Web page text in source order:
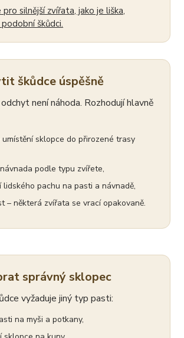
silnější zvířata, jako je liška,
škůdci.
škůdce úspěšně
není náhoda. Rozhodují hlavně
sklopce do přirozené trasy
podle typu zvířete,
pachu na pasti a návnadě,
– některá zvířata se vrací opakovaně.
správný sklopec
vyžaduje jiný typ pasti:
na myši a potkany,